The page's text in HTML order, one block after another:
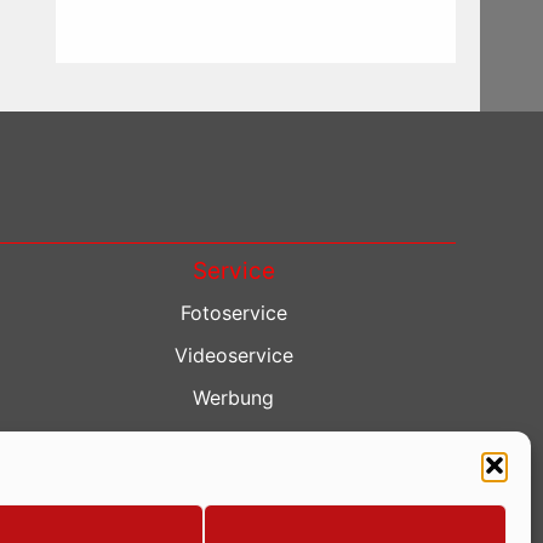
Service
Fotoservice
Videoservice
Werbung